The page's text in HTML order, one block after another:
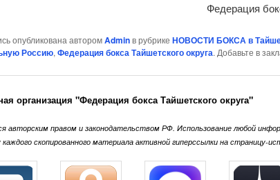
Федерация
опубликована авторомAdminв рубрике НОВОСТИ БОКСА в
Россию, Федерация бокса Тайшетского округа. Добавьте в
организация "Федерация бокса Тайшетского округа"
авторским правом и законодательством РФ. Использование любой
скопированного материала активной гиперссылки на страницу-